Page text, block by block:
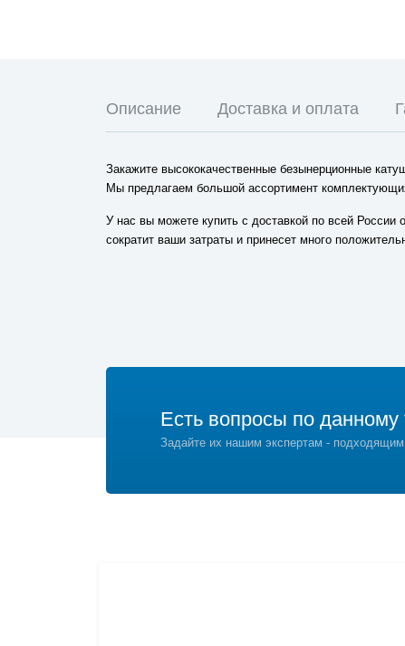
Описание Доставка и оплата
Закажите высококачественные безынерционные
Мы предлагаем большой ассортимент
У нас вы можете купить с доставкой по всей России
сократит ваши затраты и принесет много
Есть вопросы по данному
Задайте их нашим экспертам -